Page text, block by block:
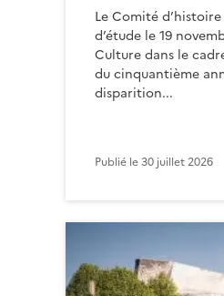
Le Comité
d’étude le 19
Culture dans le
du cinquantième
disparition...
Publié le30 juillet 2026